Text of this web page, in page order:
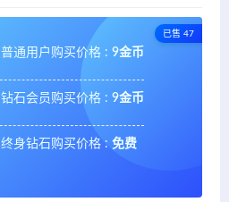
已售 47
普通用户购买价格 : 9金币
钻石会员购买价格 : 9金币
终身钻石购买价格 : 免费